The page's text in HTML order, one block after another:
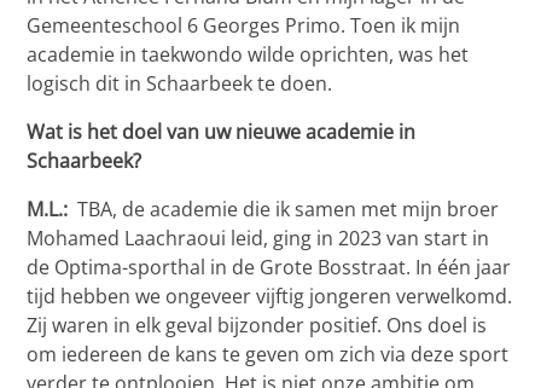
Gemeenteschool 6 Georges Primo. Toen ik mijn
academie in taekwondo wilde oprichten, was het
logisch dit in Schaarbeek te doen.
Wat is het doel van uw nieuwe academie in
Schaarbeek?
M.L.:TBA, de academie die ik samen met mijn broer
Mohamed Laachraoui leid, ging in 2023 van start in
de Optima-sporthal in de Grote Bosstraat. In één jaar
tijd hebben we ongeveer vijftig jongeren verwelkomd.
Zij waren in elk geval bijzonder positief. Ons doel is
om iedereen de kans te geven om zich via deze sport